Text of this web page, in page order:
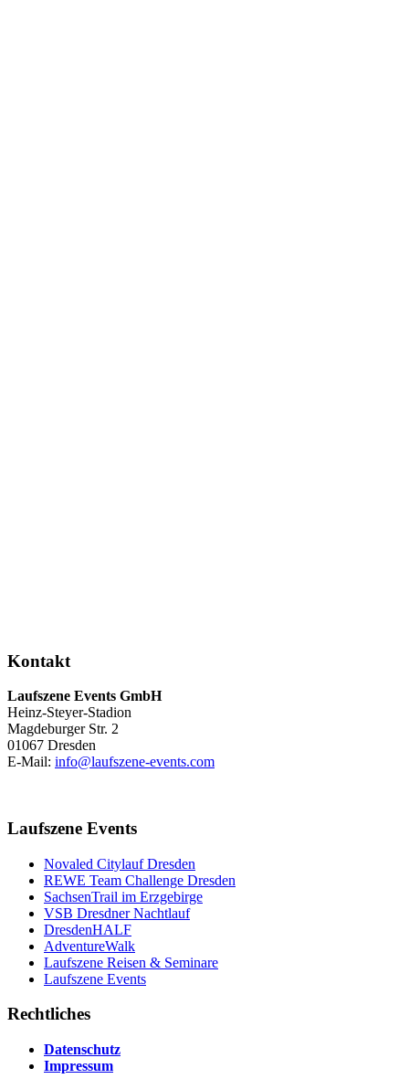
Kontakt
Laufszene Events GmbH
Heinz-Steyer-Stadion
Magdeburger Str. 2
01067 Dresden
E-Mail: info@laufszene-events.com
Laufszene Events
Novaled Citylauf Dresden
REWE Team Challenge Dresden
SachsenTrail im Erzgebirge
VSB Dresdner Nachtlauf
DresdenHALF
AdventureWalk
Laufszene Reisen & Seminare
Laufszene Events
Rechtliches
Datenschutz
Impressum